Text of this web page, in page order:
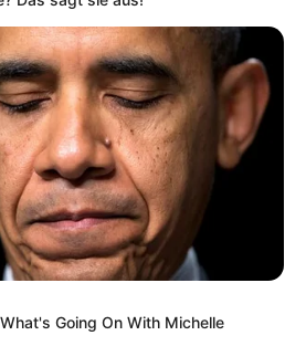
Going On With Michelle